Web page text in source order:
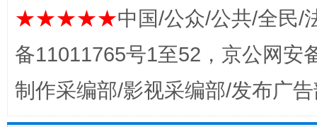
揭开“小金库”的免责幌子
★★★★★中国/公众/公共/全民/
备11011765号1至52，京公网安
制作采编部/影视采编部/发布广